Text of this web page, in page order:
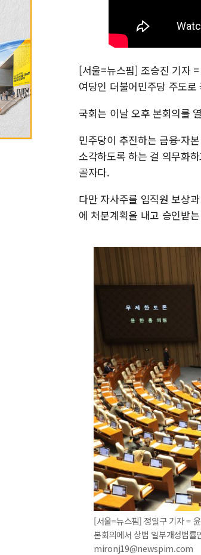
[서울=뉴스핌] 조승진 기자
여당인 더불어민주당 주도
국회는 이날 오후 본회의를
민주당이 추진하는 금융·자
소각하도록 하는 걸 의무화
골자다.
다만 자사주를 임직원 보상
에 처분계획을 내고 승인받
[서울=뉴스핌] 정일구 기자 =
본회의에서 상법 일부개정법
mironj19@newspim.com